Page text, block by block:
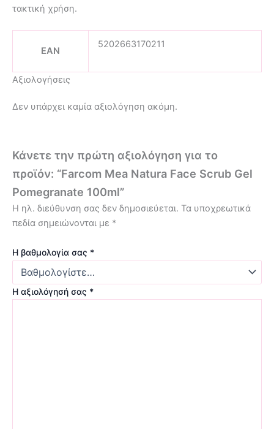
τακτική χρήση.
EAN
5202663170211
Αξιολογήσεις
Δεν υπάρχει καμία αξιολόγηση ακόμη.
Κάνετε την πρώτη αξιολόγηση για το
προϊόν: “Farcom Mea Natura Face Scrub Gel
Pomegranate 100ml”
Η ηλ. διεύθυνση σας δεν δημοσιεύεται. Τα υποχρεωτικά
πεδία σημειώνονται με *
Η βαθμολογία σας *
Η αξιολόγησή σας *